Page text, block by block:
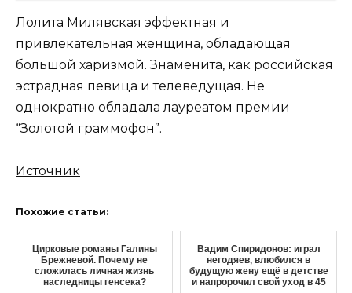
Лолита Милявская эффектная и
привлекательная женщина, обладающая
большой харизмой. Знаменита, как российская
эстрадная певица и телеведущая. Не
однократно обладала лауреатом премии
“Золотой граммофон”.
Источник
Похожие статьи:
Цирковые романы Галины
Брежневой. Почему не
сложилась личная жизнь
наследницы генсека?
Вадим Спиридонов: играл
негодяев, влюбился в
будущую жену ещё в детстве
и напророчил свой уход в 45